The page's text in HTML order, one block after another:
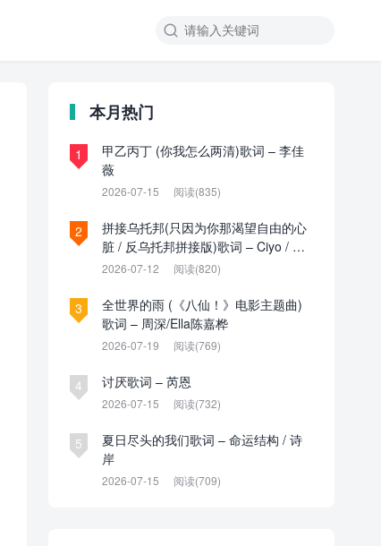

本月热门
1
甲乙丙丁 (你我怎么两清)歌词 – 李佳
薇
2026-07-15 阅读(835)
2
拼接乌托邦(只因为你那渴望自由的心
脏 / 反乌托邦拼接版)歌词 – Ciyo / 见
过夏天P / 乌托邦P
2026-07-12 阅读(820)
3
全世界的雨 (《八仙！》电影主题曲)
歌词 – 周深/Ella陈嘉桦
2026-07-19 阅读(769)
4 讨厌歌词 – 芮恩
2026-07-15 阅读(732)
5
夏日尽头的我们歌词 – 命运结构 / 诗
岸
2026-07-15 阅读(709)